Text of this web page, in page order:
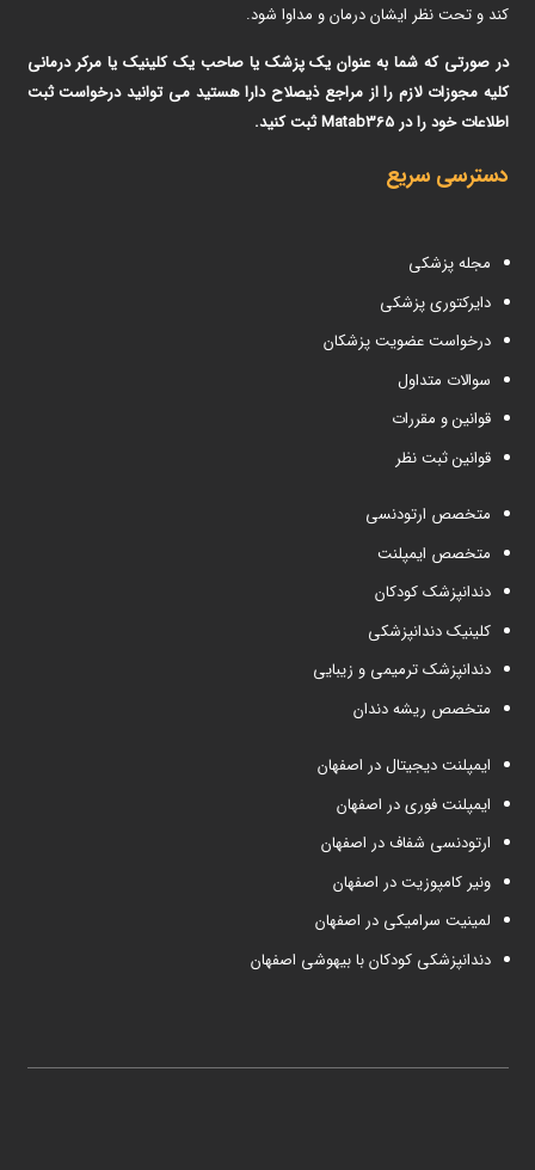
کند و تحت نظر ایشان درمان و مداوا شود.
در صورتی که شما به عنوان یک پزشک یا صاحب یک کلینیک یا مرکر درمانی
کلیه مجوزات لازم را از مراجع ذیصلاح دارا هستید می توانید درخواست ثبت
اطلاعات خود را در Matab365 ثبت کنید.
دسترسی سریع
مجله پزشکی
دایرکتوری پزشکی
درخواست عضویت پزشکان
سوالات متداول
قوانین و مقررات
قوانین ثبت نظر
متخصص ارتودنسی
متخصص ایمپلنت
دندانپزشک کودکان
کلینیک دندانپزشکی
دندانپزشک ترمیمی و زیبایی
متخصص ریشه دندان
ایمپلنت دیجیتال در اصفهان
ایمپلنت فوری در اصفهان
ارتودنسی شفاف در اصفهان
ونیر کامپوزیت در اصفهان
لمینیت سرامیکی در اصفهان
دندانپزشکی کودکان با بیهوشی اصفهان